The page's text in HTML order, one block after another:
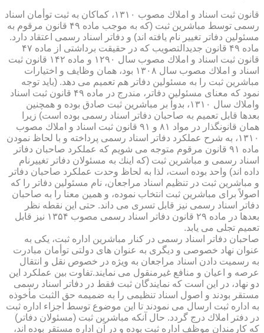
قانون ثبت اسناد و املاك مصوب ۱۳۱۰، كماكان به ثبت توأمان اسناد
رسمی توسط مباشرین ثبت (كه به موجب ماده ۴۹ قانون مرقوم به
مسئولین دفاتر تغییر نام یافته اند) و دفاتر اسناد رسمی اعتقاد دارد.
ماده ۴۹ قانون جدیدالتصویب كه در حقیقت برداشتی از ماده ۴۷
قانون ثبت اسناد و املاك مصوب سال ۱۲۹۰ و ماده ۱۴۲ قانون ثبت
اسناد و املاك مصوب سال ۱۳۰۸ بود، همان وظایف و اختیارات
مباشرین ثبت را به مسئولین دفاتر هم تعمیم می دهد. (باید توجه
نمود كه معنای مسئولین دفاتر، مندرج در ماده ۴۹ قانون ثبت اسناد
واملاك سال ۱۳۱۰، بدواً بر مباشرین ثبت صادق بوده و همچنین
بعدها قابل تعمیم به صاحبان دفاتر اسناد رسمی بوده است) زیرا
همان قانونگذار در مواد ۸۱ و ۹۱ قانون ثبت اسناد و املاك مصوب
۱۳۱۰، به شرح عملكرد دفاتر اسناد رسمی پرداخته و با لحاظ نمودن
ماده ۹۱ قانون مرقوم متوجه می شویم كه عملكرد صاحبان دفاتر
اسناد رسمی و مباشرین ثبت (كه اینك به مسئولان دفاتر تغییرنام
داده اند) واحد بوده است، لذا به لحاظ وحدت عملكرد صاحبان دفاتر
و مباشرین ثبت در تنظیم اسناد مراجعان، نام مسئولین دفاتر را كه
اصولاً برای مباشرین ثبت انتخاب نموده، و همین معنا را به صاحبان
دفاتر اسناد رسمی نیز قابل تسری می داند. حتی این نقطه نظر
بعدها در ماده ۲۹ قانون دفاتر اسناد رسمی مصوب ۱۳۵۴ نیز قابل
تعمیم تجلی می یابد.
صاحبان دفاتر اسناد رسمی در كنار مباشرین اداره ثبت، یكی به
عنوان نهاد خصوصی و دیگری به عنوان های دولتی توأمان مبادرت
به رسمیت دادن اسناد مراجعان به ویژه در خصوص نقل و انتقال
عرصه و اعیان و منافع غیرمنقول می نمایند.تفاوت بین عملكرد این
دو نهاد، در این است كه نمایندگان ثبت فقط در دفاتر اسناد رسمی
مستقر بودند و اصول اسناد تنظیمی را به ضمیمه حق الثبت مأخوذه
به اداره ثبت ارسال می نمودند تا این موضوع توسط اجزاء اداره ثبت
در دفتر املاك درج گردد. حال آنكه مباشرین ثبت (مسئولان دفاتر)
كه كارمندان موظف اداره ثبت بوده و در آن اداره مستقر بوده اند،